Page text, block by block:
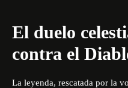
El duelo
contra el
La leyenda, rescatada por la